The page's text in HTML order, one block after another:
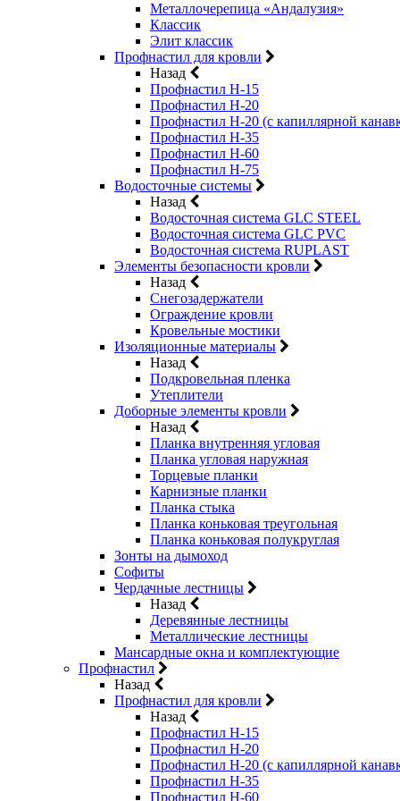
Металлочерепица «Андалузия»
Классик
Элит классик
Профнастил для кровли
Назад
Профнастил Н-15
Профнастил Н-20
Профнастил Н-20 (с капиллярной
Профнастил Н-35
Профнастил Н-60
Профнастил Н-75
Водосточные системы
Назад
Водосточная система GLC STEEL
Водосточная система GLC PVC
Водосточная система RUPLAST
Элементы безопасности кровли
Назад
Снегозадержатели
Ограждение кровли
Кровельные мостики
Изоляционные материалы
Назад
Подкровельная пленка
Утеплители
Доборные элементы кровли
Назад
Планка внутренняя угловая
Планка угловая наружная
Торцевые планки
Карнизные планки
Планка стыка
Планка коньковая треугольная
Планка коньковая полукруглая
Зонты на дымоход
Софиты
Чердачные лестницы
Назад
Деревянные лестницы
Металлические лестницы
Мансардные окна и комплектующие
Профнастил
Назад
Профнастил для кровли
Назад
Профнастил Н-15
Профнастил Н-20
Профнастил Н-20 (с капиллярной
Профнастил Н-35
Профнастил Н-60